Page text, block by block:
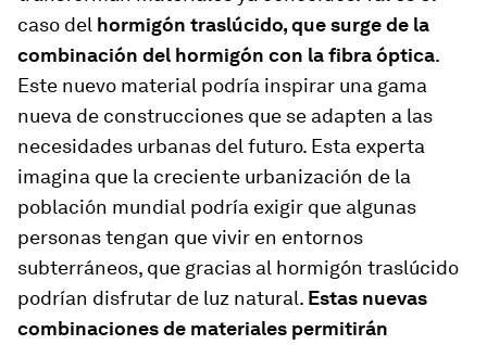
caso del hormigón traslúcido, que surge de la
combinación del hormigón con la fibra óptica.
Este nuevo material podría inspirar una gama
nueva de construcciones que se adapten a las
necesidades urbanas del futuro. Esta experta
imagina que la creciente urbanización de la
población mundial podría exigir que algunas
personas tengan que vivir en entornos
subterráneos, que gracias al hormigón traslúcido
podrían disfrutar de luz natural. Estas nuevas
combinaciones de materiales permitirán